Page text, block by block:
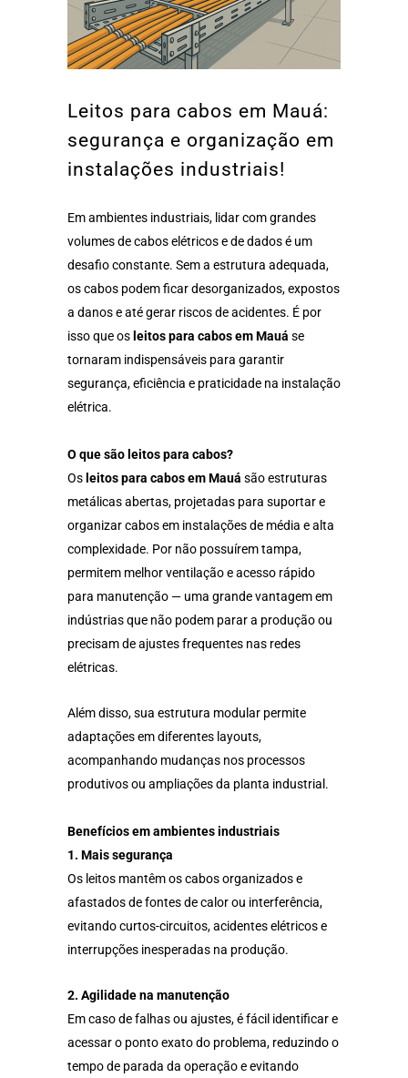
Leitos para cabos em Mauá:
segurança e organização em
instalações industriais!
Em ambientes industriais, lidar com grandes
volumes de cabos elétricos e de dados é um
desafio constante. Sem a estrutura adequada,
os cabos podem ficar desorganizados, expostos
a danos e até gerar riscos de acidentes. É por
isso que os leitos para cabos em Mauá se
tornaram indispensáveis para garantir
segurança, eficiência e praticidade na instalação
elétrica.
O que são leitos para cabos?
Os leitos para cabos em Mauá são estruturas
metálicas abertas, projetadas para suportar e
organizar cabos em instalações de média e alta
complexidade. Por não possuírem tampa,
permitem melhor ventilação e acesso rápido
para manutenção — uma grande vantagem em
indústrias que não podem parar a produção ou
precisam de ajustes frequentes nas redes
elétricas.
Além disso, sua estrutura modular permite
adaptações em diferentes layouts,
acompanhando mudanças nos processos
produtivos ou ampliações da planta industrial.
Benefícios em ambientes industriais
1. Mais segurança
Os leitos mantêm os cabos organizados e
afastados de fontes de calor ou interferência,
evitando curtos-circuitos, acidentes elétricos e
interrupções inesperadas na produção.
2. Agilidade na manutenção
Em caso de falhas ou ajustes, é fácil identificar e
acessar o ponto exato do problema, reduzindo o
tempo de parada da operação e evitando